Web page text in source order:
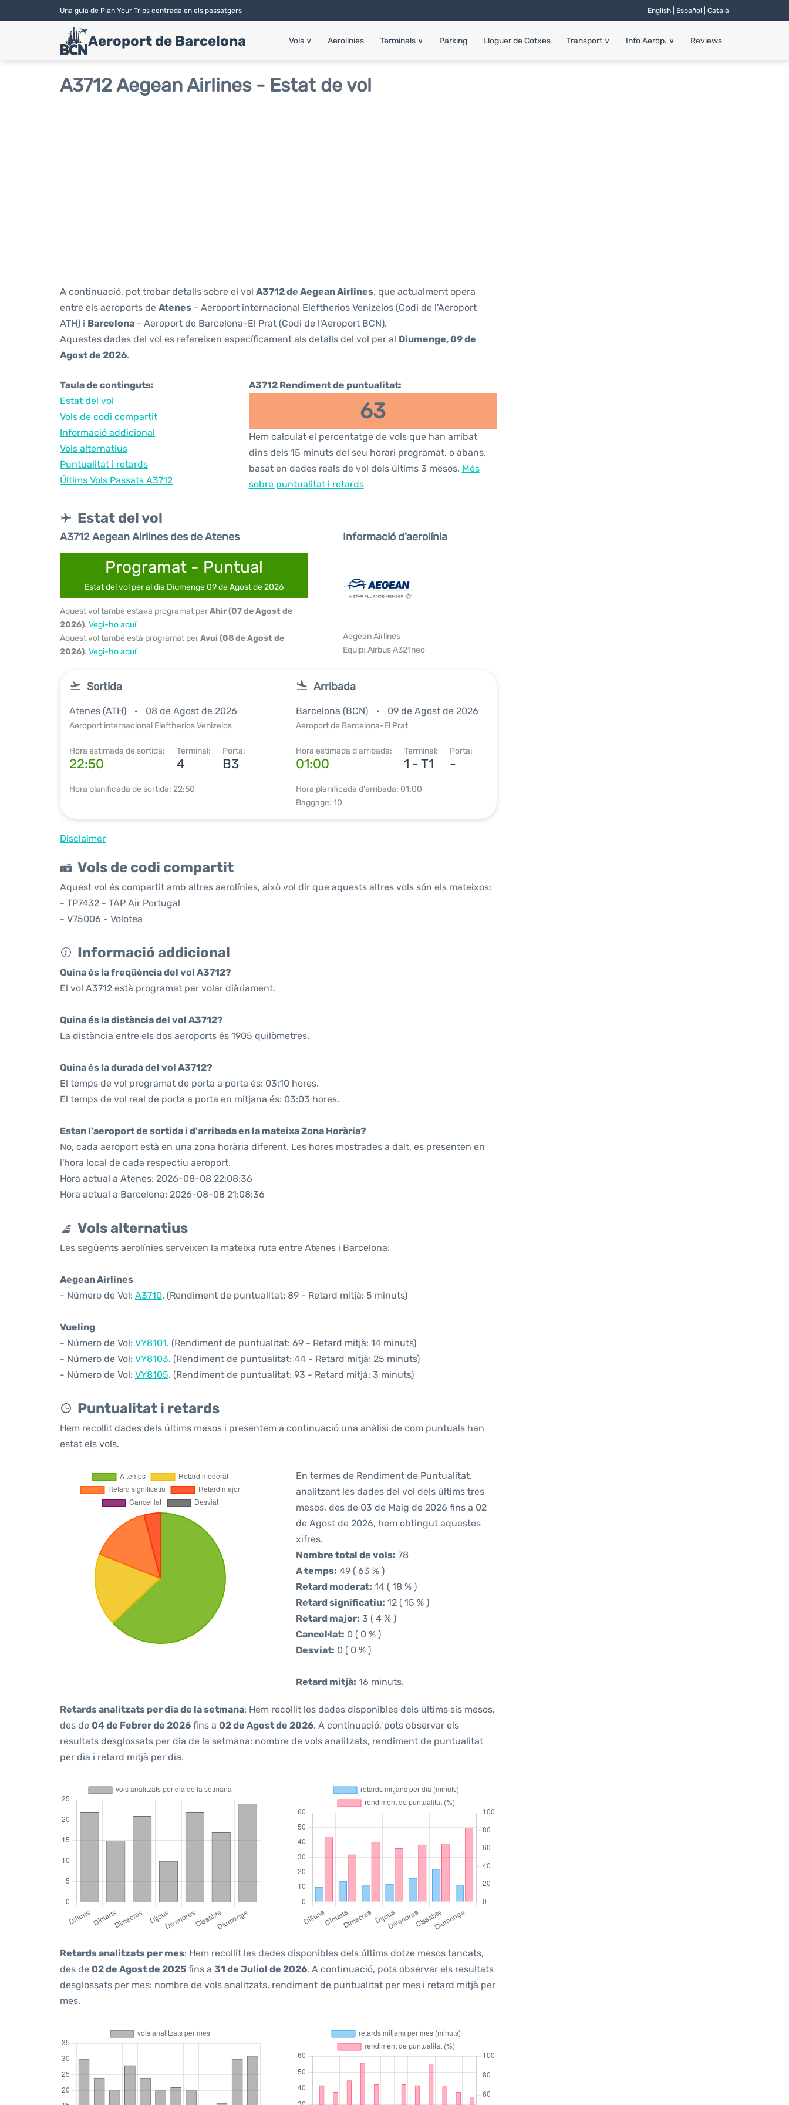
Una guia de Plan Your Trips centrada en els passatgers English Español | Català
Aeroport de Barcelona Vols ∨ Aerolínies Terminals ∨ Parking Lloguer de Cotxes Transport ∨ Info Aerop. ∨ Reviews
A3712 Aegean Airlines - Estat de vol
A continuació, pot trobar detalls sobre el vol A3712 de Aegean Airlines, que actualment opera
entre els aeroports de Atenes - Aeroport internacional Eleftherios Venizelos (Codi de l'Aeroport
ATH) i Barcelona - Aeroport de Barcelona-El Prat (Codi de l'Aeroport BCN).
Aquestes dades del vol es refereixen específicament als detalls del vol per al Diumenge, 09 de
Agost de 2026.
Taula de continguts:
Estat del vol
Vols de codi compartit
Informació addicional
Vols alternatius
Puntualitat i retards
Últims Vols Passats A3712
A3712 Rendiment de puntualitat:
63
Hem calculat el percentatge de vols que han arribat
dins dels 15 minuts del seu horari programat, o abans,
basat en dades reals de vol dels últims 3 mesos. Més
sobre puntualitat i retards
Estat del vol
A3712 Aegean Airlines des de Atenes
Programat - Puntual
Estat del vol per al dia Diumenge 09 de Agost de 2026
Aquest vol també estava programat perAhir (07 de Agost de
2026). Vegi-ho aquí
Aquest vol també està programat perAvui (08 de Agost de
2026). Vegi-ho aquí
Informació d'aerolínia
Aegean Airlines
Equip: Airbus A321neo
Sortida
Atenes (ATH) 08 de Agost de 2026
Aeroport internacional Eleftherios Venizelos
Hora estimada de sortida:
22:50
Terminal:
4
Porta:
B3
Hora planificada de sortida: 22:50
Arribada
Barcelona (BCN) 09 de Agost de 2026
Aeroport de Barcelona-El Prat
Hora estimada d'arribada:
01:00
Terminal:
1 - T1
Porta:
-
Hora planificada d'arribada: 01:00
Baggage: 10
Disclaimer
Vols de codi compartit
Aquest vol és compartit amb altres aerolínies, això vol dir que aquests altres vols són els mateixos:
- TP7432 - TAP Air Portugal
- V75006 - Volotea
Informació addicional
Quina és la freqüència del vol A3712?
El vol A3712 està programat per volar diàriament.
Quina és la distància del vol A3712?
La distància entre els dos aeroports és 1905 quilòmetres.
Quina és la durada del vol A3712?
El temps de vol programat de porta a porta és: 03:10 hores.
El temps de vol real de porta a porta en mitjana és: 03:03 hores.
Estan l'aeroport de sortida i d'arribada en la mateixa Zona Horària?
No, cada aeroport està en una zona horària diferent. Les hores mostrades a dalt, es presenten en
l'hora local de cada respectiu aeroport.
Hora actual a Atenes: 2026-08-08 22:08:36
Hora actual a Barcelona: 2026-08-08 21:08:36
Vols alternatius
Les següents aerolínies serveixen la mateixa ruta entre Atenes i Barcelona:
Aegean Airlines
- Número de Vol: A3710. (Rendiment de puntualitat: 89 - Retard mitjà: 5 minuts)
Vueling
- Número de Vol: VY8101. (Rendiment de puntualitat: 69 - Retard mitjà: 14 minuts)
- Número de Vol: VY8103. (Rendiment de puntualitat: 44 - Retard mitjà: 25 minuts)
- Número de Vol: VY8105. (Rendiment de puntualitat: 93 - Retard mitjà: 3 minuts)
Puntualitat i retards
Hem recollit dades dels últims mesos i presentem a continuació una anàlisi de com puntuals han
estat els vols.
En termes de Rendiment de Puntualitat,
analitzant les dades del vol dels últims tres
mesos, des de 03 de Maig de 2026 fins a 02
de Agost de 2026, hem obtingut aquestes
xifres.
Nombre total de vols: 78
A temps: 49 ( 63 % )
Retard moderat: 14 ( 18 % )
Retard significatiu: 12 ( 15 % )
Retard major: 3 ( 4 % )
Cancel·lat: 0 ( 0 % )
Desviat: 0 ( 0 % )
Retard mitjà: 16 minuts.
Retards analitzats per dia de la setmana: Hem recollit les dades disponibles dels últims sis mesos,
des de 04 de Febrer de 2026 fins a 02 de Agost de 2026. A continuació, pots observar els
resultats desglossats per dia de la setmana: nombre de vols analitzats, rendiment de puntualitat
per dia i retard mitjà per dia.
Retards analitzats per mes: Hem recollit les dades disponibles dels últims dotze mesos tancats,
des de 02 de Agost de 2025 fins a 31 de Juliol de 2026. A continuació, pots observar els resultats
desglossats per mes: nombre de vols analitzats, rendiment de puntualitat per mes i retard mitjà per
mes.